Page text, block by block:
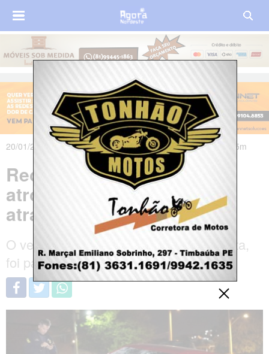
20/01/2020 às 20h06m - Atualizado em 21/01/2020 às 01h05m
Recife: Homem morre
atropelado enquanto
atravessava BR-101
O veículo, que seguia no sentido Paulista,
foi parar no canteiro central